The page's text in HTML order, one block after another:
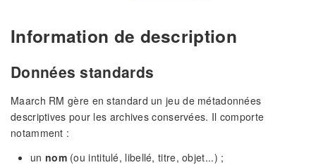
Information de description
Données standards
Maarch RM gère en standard un jeu de métadonnées
descriptives pour les archives conservées. Il comporte
notamment :
un nom(ou intitulé, libellé, titre, objet...) ;